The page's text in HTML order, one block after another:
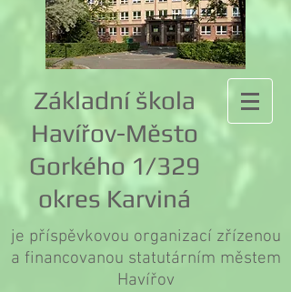
Základní škola
Havířov-Město
Gorkého 1/329
okres Karviná
je příspěvkovou organizací zřízenou
a financovanou statutárním městem
Havířov